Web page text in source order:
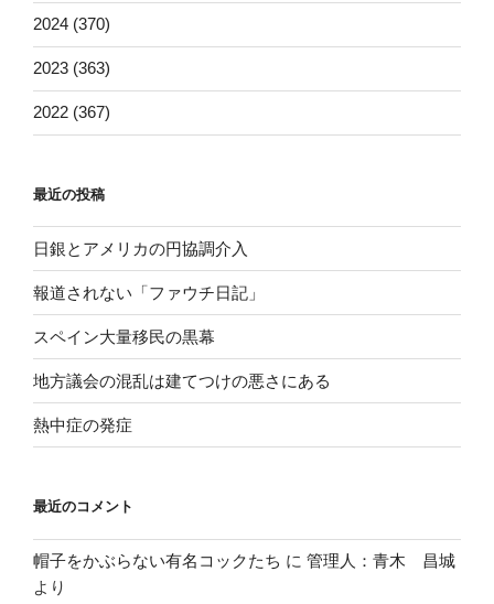
2024 (370)
2023 (363)
2022 (367)
最近の投稿
日銀とアメリカの円協調介入
報道されない「ファウチ日記」
スペイン大量移民の黒幕
地方議会の混乱は建てつけの悪さにある
熱中症の発症
最近のコメント
帽子をかぶらない有名コックたち に 管理人：青木 昌城
より